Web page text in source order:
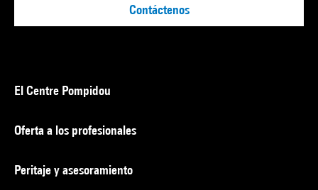
Contáctenos
El Centre Pompidou
Oferta a los profesionales
Peritaje y asesoramiento